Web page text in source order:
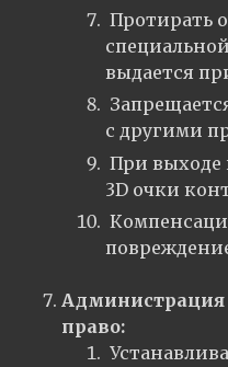
Протирать
выдается
с другими
При выходе
3D очки
Администрация
право: